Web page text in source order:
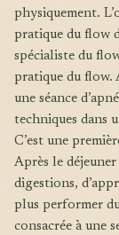
physiquement.
pratique du flow
spécialiste du
pratique du flow.
une séance
techniques dans
C’est une
Après le
digestions,
plus performer
consacrée à une